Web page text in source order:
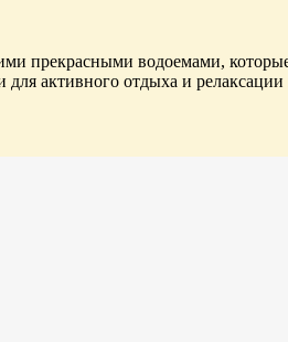
прекрасными водоемами,
активного отдыха и